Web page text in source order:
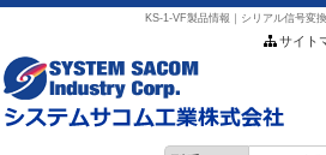
KS-1-VF製品情報｜シリアル信号変
サイト